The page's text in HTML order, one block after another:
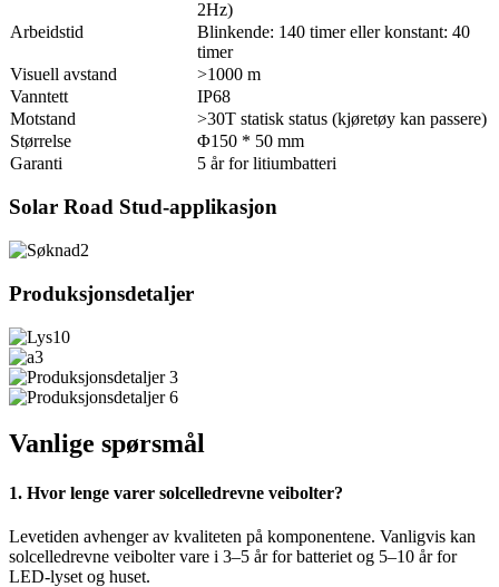
2Hz)
Arbeidstid
Blinkende: 140 timer eller konstant: 40
timer
Visuell avstand
>1000 m
Vanntett
IP68
Motstand
>30T statisk status (kjøretøy kan passere)
Størrelse
Φ150 * 50 mm
Garanti
5 år for litiumbatteri
Solar Road Stud-applikasjon
Produksjonsdetaljer
Vanlige spørsmål
1. Hvor lenge varer solcelledrevne veibolter?
Levetiden avhenger av kvaliteten på komponentene. Vanligvis kan
solcelledrevne veibolter vare i 3–5 år for batteriet og 5–10 år for
LED-lyset og huset.